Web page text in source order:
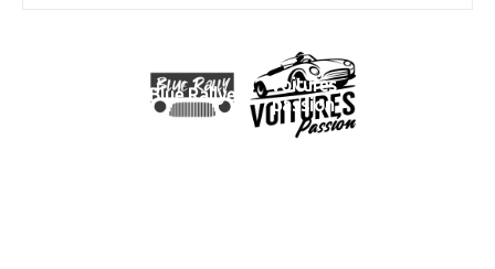
Blue Rallye
Voitures
passion